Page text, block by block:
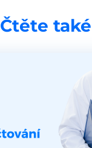
Čtěte také